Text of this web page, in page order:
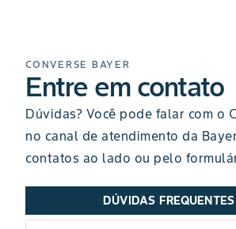
CONVERSE BAYER
Entre em contato
Dúvidas? Você pode falar com o
no canal de atendimento da
contatos ao lado ou pelo
DÚVIDAS FREQUENTES